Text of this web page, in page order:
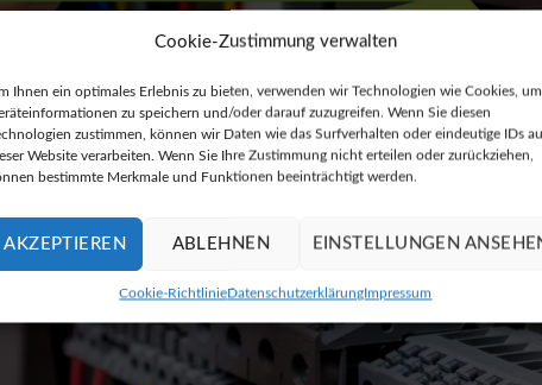
Cookie-Zustimmung verwalten
Ihnen ein optimales Erlebnis zu bieten, verwenden wir Technologien wie Cookies, um
zu speichern und/oder darauf zuzugreifen. Wenn Sie diesen
zustimmen, können wir Daten wie das Surfverhalten oder eindeutige IDs
Website verarbeiten. Wenn Sie Ihre Zustimmung nicht erteilen oder zurückziehen,
bestimmte Merkmale und Funktionen beeinträchtigt werden.
AKZEPTIEREN ABLEHNEN EINSTELLUNGEN
Cookie-RichtlinieDatenschutzerklärungImpressum